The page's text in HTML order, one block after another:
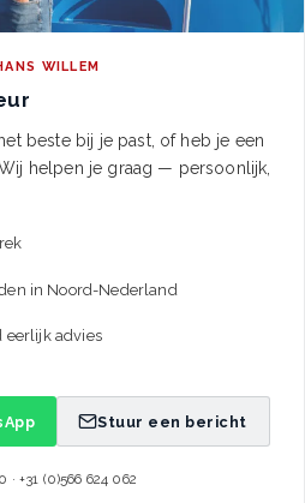
WILLEM
beste bij je past, of heb je een
helpen je graag — persoonlijk,
in Noord-Nederland
eerlijk advies
Stuur een bericht
+31 (0)566 624 062